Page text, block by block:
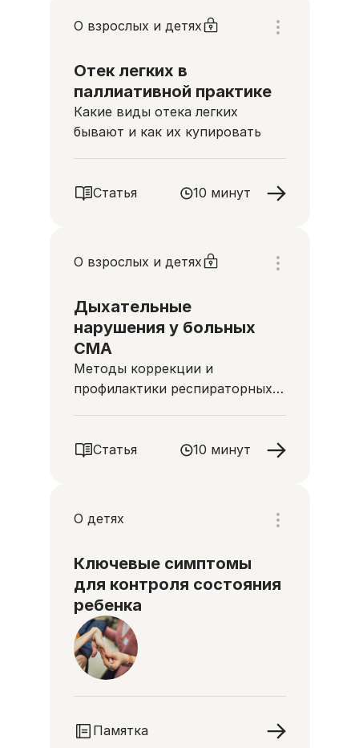
О взрослых и детях
Отек легких в
паллиативной практике
Какие виды отека легких
бывают и как их купировать
Статья 10 минут
О взрослых и детях
Дыхательные
нарушения у больных
СМА
Методы коррекции и
профилактики респираторных
Статья 10 минут
О детях
Ключевые симптомы
для контроля состояния
ребенка
Памятка